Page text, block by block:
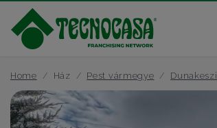
Home Ház Pest vármegye Dunakeszi